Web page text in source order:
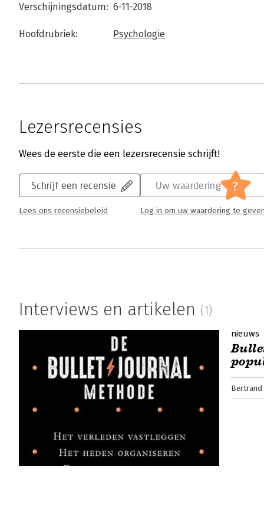
Verschijningsdatum: 6-11-2018
Hoofdrubriek: Psychologie
Lezersrecensies
Wees de eerste die een lezersrecensie schrijft!
Schrijf een recensie
Lees ons recensiebeleid
Uw waardering ?
Log in om uw waardering te
Interviews en artikelen (1)
nieuws
Bertrand